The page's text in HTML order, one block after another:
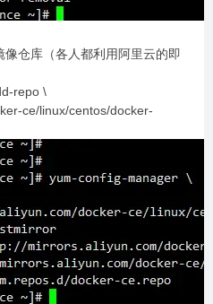
仓库（各人都利用阿里云的即
repo \
ce/linux/centos/docker-